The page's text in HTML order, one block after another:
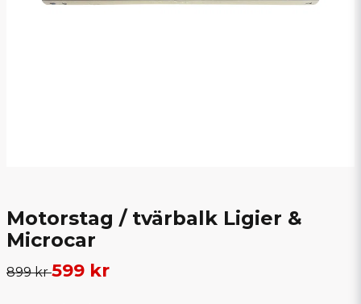
Motorstag / tvärbalk Ligier &
Microcar
899 kr599 kr